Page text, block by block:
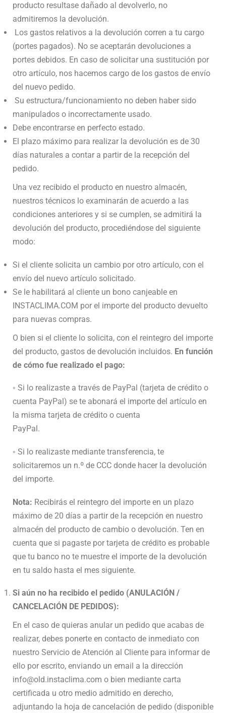
producto resultase dañado al devolverlo, no
admitiremos la devolución.
Los gastos relativos a la devolución corren a tu cargo
(portes pagados). No se aceptarán devoluciones a
portes debidos. En caso de solicitar una sustitución por
otro artículo, nos hacemos cargo de los gastos de envío
del nuevo pedido.
Su estructura/funcionamiento no deben haber sido
manipulados o incorrectamente usado.
Debe encontrarse en perfecto estado.
El plazo máximo para realizar la devolución es de 30
días naturales a contar a partir de la recepción del
pedido.
Una vez recibido el producto en nuestro almacén,
nuestros técnicos lo examinarán de acuerdo a las
condiciones anteriores y si se cumplen, se admitirá la
devolución del producto, procediéndose del siguiente
modo:
Si el cliente solicita un cambio por otro artículo, con el
envío del nuevo artículo solicitado.
Se le habilitará al cliente un bono canjeable en
INSTACLIMA.COM por el importe del producto devuelto
para nuevas compras.
O bien si el cliente lo solicita, con el reintegro del importe
del producto, gastos de devolución incluidos. En función
de cómo fue realizado el pago:
◦ Si lo realizaste a través de PayPal (tarjeta de crédito o
cuenta PayPal) se te abonará el importe del artículo en
la misma tarjeta de crédito o cuenta
PayPal.
◦ Si lo realizaste mediante transferencia, te
solicitaremos un n.º de CCC donde hacer la devolución
del importe.
Nota: Recibirás el reintegro del importe en un plazo
máximo de 20 días a partir de la recepción en nuestro
almacén del producto de cambio o devolución. Ten en
cuenta que si pagaste por tarjeta de crédito es probable
que tu banco no te muestre el importe de la devolución
en tu saldo hasta el mes siguiente.
Si aún no ha recibido el pedido (ANULACIÓN /
CANCELACIÓN DE PEDIDOS):
En el caso de quieras anular un pedido que acabas de
realizar, debes ponerte en contacto de inmediato con
nuestro Servicio de Atención al Cliente para informar de
ello por escrito, enviando un email a la dirección
info@old.instaclima.com o bien mediante carta
certificada u otro medio admitido en derecho,
adjuntando la hoja de cancelación de pedido (disponible